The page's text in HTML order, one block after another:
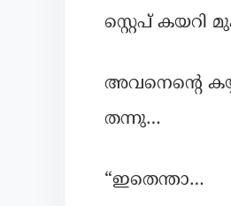
സ്റ്റെപ് കയറി
അവനെന്റെ
തന്നു…
“ഇതെന്താ…